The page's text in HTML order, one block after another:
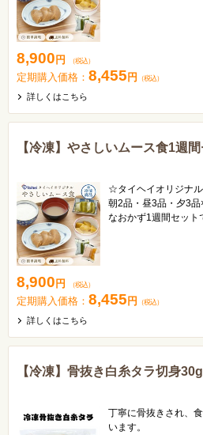
8,900 円 （税込）
定期購入価格： 8,455 円 （税込）
詳しくはこちら
【冷凍】やさしいムース食1週
☆タイヘイオリジナ
朝2品・昼3品・夕3
なおかず1週間セット
8,900 円 （税込）
定期購入価格： 8,455 円 （税込）
詳しくはこちら
【冷凍】骨抜き白糸タラ切身
丁寧に骨抜きされ、
います。